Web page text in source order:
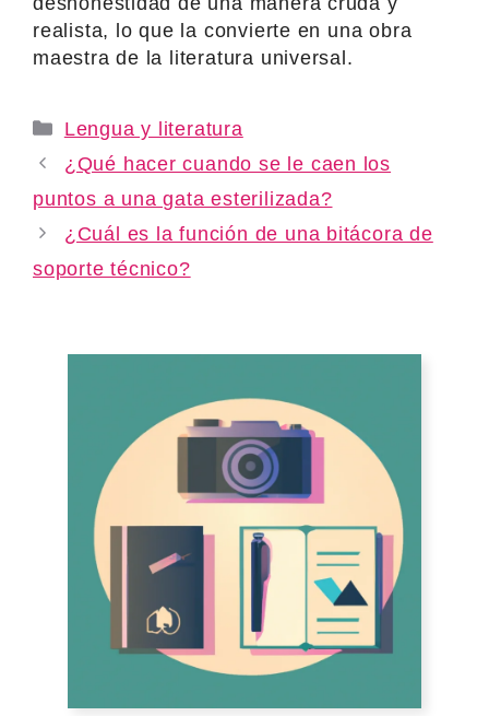
realista, lo que la convierte en una obra
maestra de la literatura universal.
Categories
Lengua y literatura
¿Qué hacer cuando se le caen los
puntos a una gata esterilizada?
¿Cuál es la función de una bitácora de
soporte técnico?